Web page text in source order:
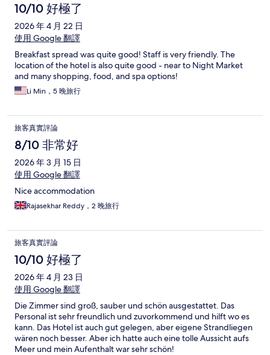
10/10 好極了
2026 年 4 月 22 日
使用 Google 翻譯
Breakfast spread was quite good! Staff is very friendly. The
location of the hotel is also quite good - near to Night Market
and many shopping, food, and spa options!
Li Min，5 晚旅行
旅客真實評論
8/10 非常好
2026 年 3 月 15 日
使用 Google 翻譯
Nice accommodation
Rajasekhar Reddy，2 晚旅行
旅客真實評論
10/10 好極了
2026 年 4 月 23 日
使用 Google 翻譯
Die Zimmer sind groß, sauber und schön ausgestattet. Das
Personal ist sehr freundlich und zuvorkommend und hilft wo es
kann. Das Hotel ist auch gut gelegen, aber eigene Strandliegen
wären noch besser. Aber ich hatte auch eine tolle Aussicht aufs
Meer und mein Aufenthalt war sehr schön!